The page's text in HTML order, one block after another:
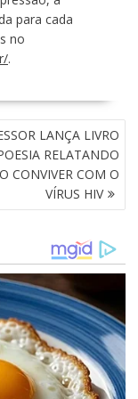
para cada
no
.
LANÇA LIVRO
RELATANDO
CONVIVER COM O
VÍRUS HIV